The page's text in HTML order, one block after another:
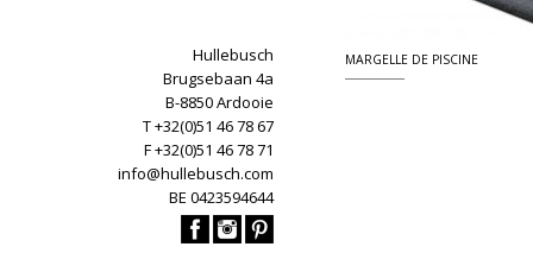
Hullebusch
Brugsebaan 4a
B-8850 Ardooie
T +32(0)51 46 78 67
F +32(0)51 46 78 71
info@hullebusch.com
BE 0423594644
MARGELLE DE PISCINE